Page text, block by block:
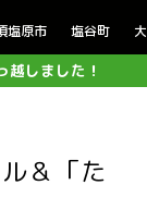
塩原市 塩谷町
越しました！
＆「た